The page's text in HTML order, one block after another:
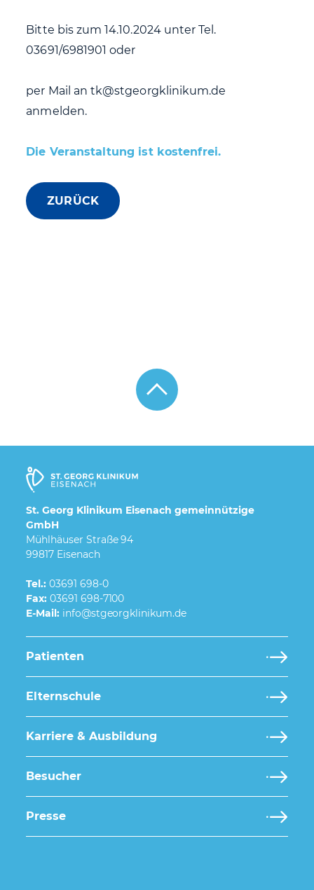
Bitte bis zum 14.10.2024 unter Tel.
03691/6981901 oder
per Mail an tk@stgeorgklinikum.de
anmelden.
Die Veranstaltung ist kostenfrei.
ZURÜCK
St. Georg Klinikum Eisenach gemeinnützige
GmbH
Mühlhäuser Straße 94
99817 Eisenach
Tel.: 03691 698-0
Fax: 03691 698-7100
E-Mail:
Patienten
Elternschule
Karriere & Ausbildung
Besucher
Presse